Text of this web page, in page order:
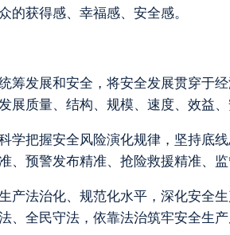
的获得感、幸福感、安全感。
筹发展和安全，将安全发展贯穿于
质量、结构、规模、速度、效益、
学把握安全风险演化规律，坚持底
预警发布精准、抢险救援精准、监
产法治化、规范化水平，深化安全
全民守法，依靠法治筑牢安全生产